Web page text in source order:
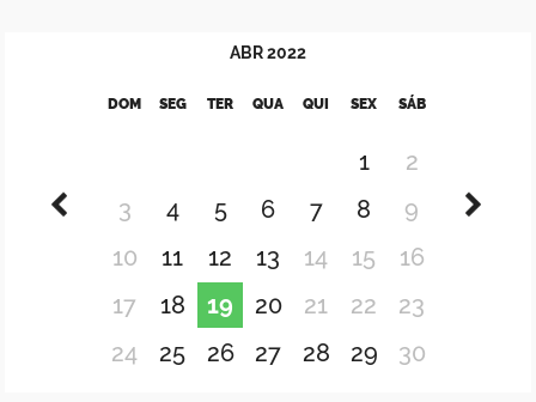
ABR2022
DOM SEG TER QUA QUI SEX SÁB
1
2
3
4 5 6 7 8
9
10
11 12 13 14 15
16
17
18 19 20 21 22
23
24
25 26 27 28 29 30